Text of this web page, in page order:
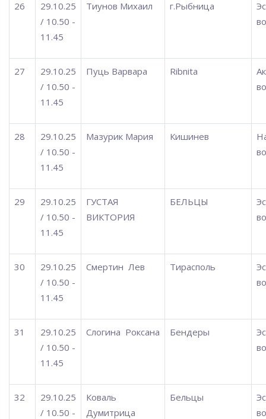
26
29.10.25
/ 10.50 -
11.45
Тиунов Михаил г.Рыбница
27
29.10.25
/ 10.50 -
11.45
Пуць Варвара Ribnita
28
29.10.25
/ 10.50 -
11.45
Мазурик Мария Кишинев
29
29.10.25
/ 10.50 -
11.45
ГУСТАЯ
ВИКТОРИЯ
БЕЛЬЦЫ
30
29.10.25
/ 10.50 -
11.45
Смертин Лев Тирасполь
31
29.10.25
/ 10.50 -
11.45
Слогина Роксана Бендеры
32
29.10.25
/ 10.50 -
Коваль
Думитрица
Бельцы